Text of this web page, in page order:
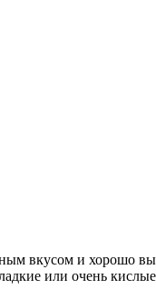
вкусом и хорошо
или очень